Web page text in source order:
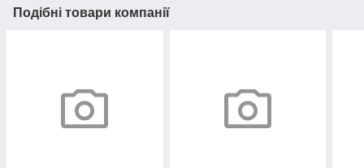
Подібні товари компанії